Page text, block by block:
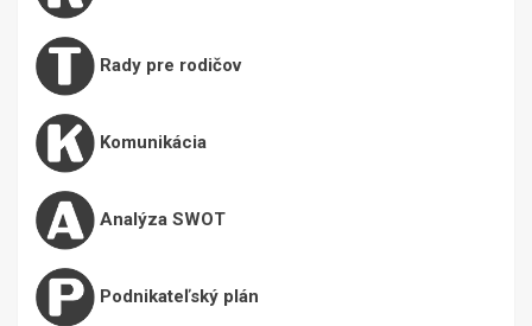
Rady pre rodičov
Komunikácia
Analýza SWOT
Podnikateľský plán